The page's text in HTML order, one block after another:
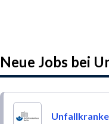
Neue Jobs bei